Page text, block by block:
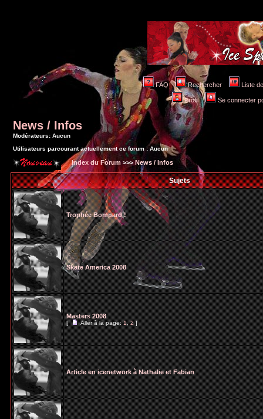
FAQ Rechercher Liste
Profil Se connecter
News / Infos
Modérateurs: Aucun
Utilisateurs parcourant actuellement ce forum : Aucun
Index du Forum >>>News / Infos
Sujets
Trophée Bompard !
Skate America 2008
Masters 2008
[ Aller à la page:1,2]
Article en icenetwork à Nathalie et Fabian